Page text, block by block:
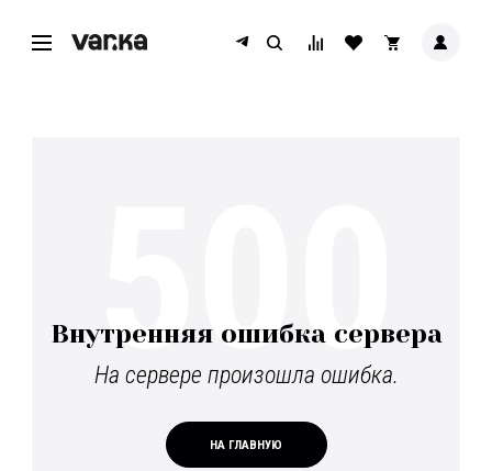
Внутренняя ошибка сервера
На сервере произошла ошибка.
НА ГЛАВНУЮ
500